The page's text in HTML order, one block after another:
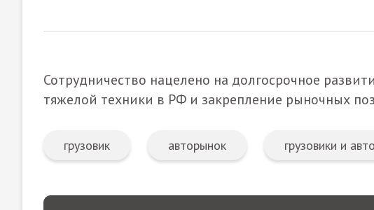
Сотрудничество нацелено на долгосрочное
тяжелой техники в РФ и закрепление рыночных
грузовик авторынок грузовики и